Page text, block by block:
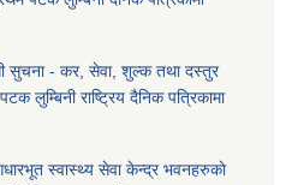
सुचना - कर, सेवा, शुल्क तथा दस्तुर
लुम्बिनी राष्ट्रिय दैनिक पत्रिकामा
स्वास्थ्य सेवा केन्द्र भवनहरुकाे